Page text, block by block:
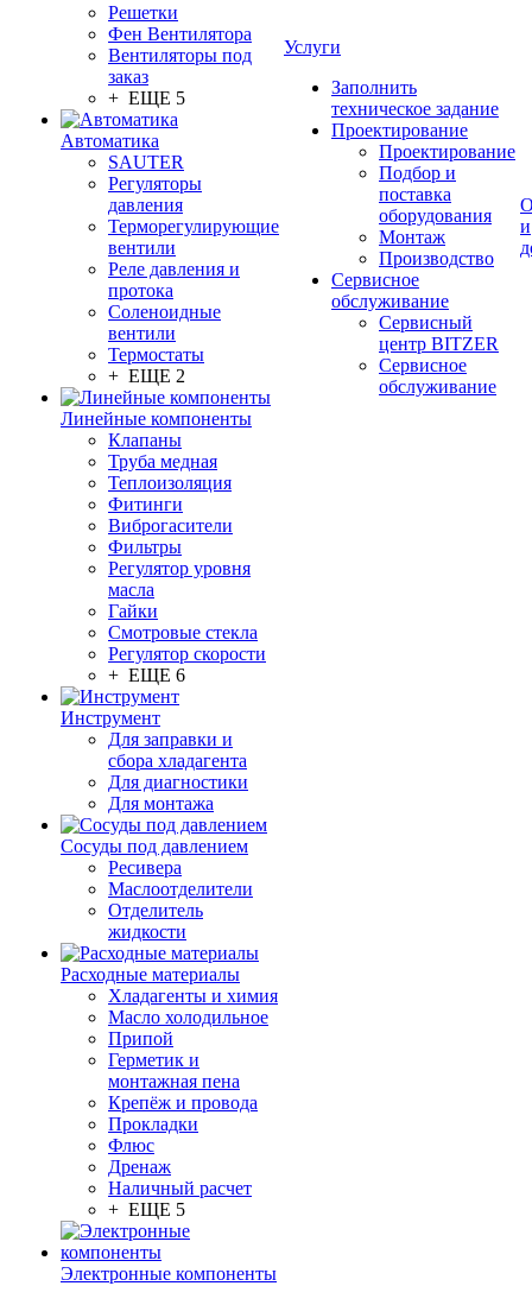
Решетки
Фен Вентилятора
Вентиляторы под
заказ
+ ЕЩЕ 5
Автоматика
SAUTER
Регуляторы
давления
Терморегулирующие
вентили
Реле давления и
протока
Соленоидные
вентили
Термостаты
+ ЕЩЕ 2
Линейные компоненты
Клапаны
Труба медная
Теплоизоляция
Фитинги
Виброгасители
Фильтры
Регулятор уровня
масла
Гайки
Смотровые стекла
Регулятор скорости
+ ЕЩЕ 6
Инструмент
Для заправки и
сбора хладагента
Для диагностики
Для монтажа
Сосуды под давлением
Ресивера
Маслоотделители
Отделитель
жидкости
Расходные материалы
Хладагенты и химия
Масло холодильное
Припой
Герметик и
монтажная пена
Крепёж и провода
Прокладки
Флюс
Дренаж
Наличный расчет
+ ЕЩЕ 5
Электронные компоненты
Услуги
Заполнить
техническое задание
Проектирование
Проектирование
Подбор и
поставка
оборудования
Монтаж
Производство
Сервисное
обслуживание
Сервисный
центр BITZER
Сервисное
обслуживание
и